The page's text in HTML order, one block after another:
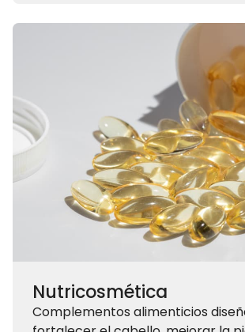
Nutricosmética
Complementos alimenticios